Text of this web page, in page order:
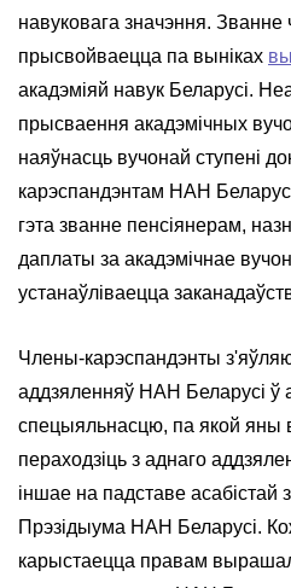
навуковага значэння. Званне
прысвойваецца па выніках
акадэміяй навук Беларусі.
прысваення акадэмічных
наяўнасць вучонай ступені
карэспандэнтам НАН
гэта званне пенсіянерам,
даплаты за акадэмічнае
устанаўліваецца
Члены-карэспандэнты
аддзяленняў НАН Беларусі ў
спецыяльнасцю, па якой яны
пераходзіць з аднаго
іншае на падставе асабістай
Прэзідыума НАН Беларусі.
карыстаецца правам